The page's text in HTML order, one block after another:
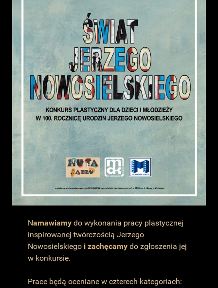
Namawiamydo wykonania pracy plastycznej
inspirowanej twórczością Jerzego
Nowosielskiego i zachęcamydo zgłoszenia jej
w konkursie.
Prace będą oceniane w czterech kategoriach: